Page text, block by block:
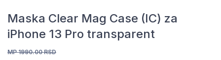
Maska Clear Mag Case (IC) za
iPhone 13 Pro transparent
MP 1990.00 RSD